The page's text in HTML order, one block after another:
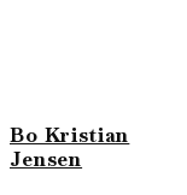
Bo Kristian
Jensen